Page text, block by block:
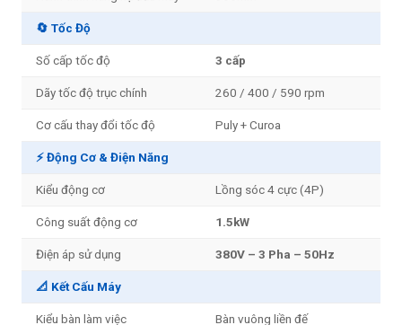
🔄 Tốc Độ
Số cấp tốc độ 3 cấp
Dãy tốc độ trục chính 260 / 400 / 590 rpm
Cơ cấu thay đổi tốc độ Puly + Curoa
⚡ Động Cơ & Điện Năng
Kiểu động cơ Lồng sóc 4 cực (4P)
Công suất động cơ 1.5kW
Điện áp sử dụng 380V – 3 Pha – 50Hz
📐 Kết Cấu Máy
Kiểu bàn làm việc Bàn vuông liền đế